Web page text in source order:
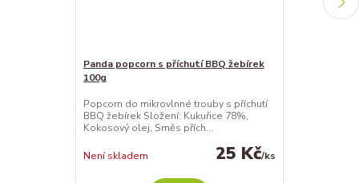
Panda popcorn s příchutí BBQ žebírek
100g
Popcorn do mikrovlnné trouby s příchutí
BBQ žebírek Složení: Kukuřice 78%,
Kokosový olej, Směs přích...
25 Kč/ks
Není skladem